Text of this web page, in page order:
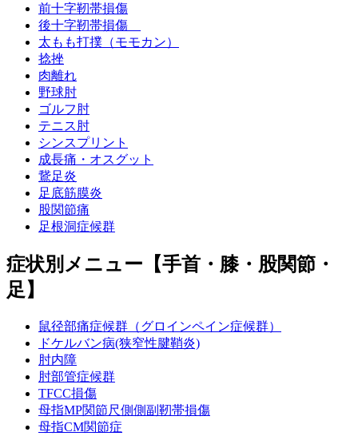
前十字靭帯損傷
後十字靭帯損傷
太もも打撲（モモカン）
捻挫
肉離れ
野球肘
ゴルフ肘
テニス肘
シンスプリント
成長痛・オスグット
鵞足炎
足底筋膜炎
股関節痛
足根洞症候群
症状別メニュー【手首・膝・股関節・
足】
鼠径部痛症候群（グロインペイン症候群）
ドケルバン病(狭窄性腱鞘炎)
肘内障
肘部管症候群
TFCC損傷
母指MP関節尺側側副靭帯損傷
母指CM関節症